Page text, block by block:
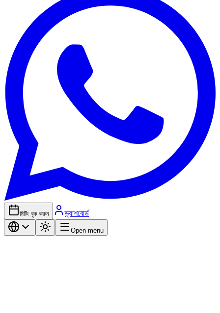
মিটিং বুক করুন ড্যাশবোর্ড
Open menu